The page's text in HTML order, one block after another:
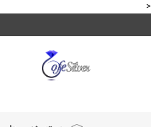
<